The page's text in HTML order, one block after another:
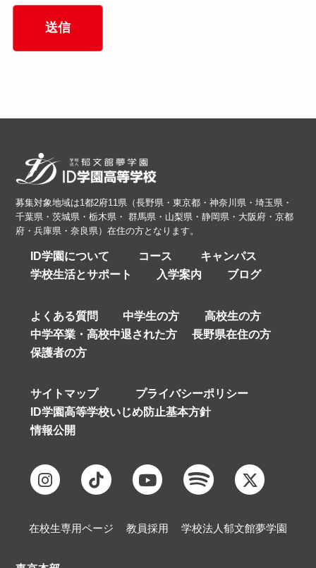
募集対象地域は1都2府11県（長野県・東京都・神奈川県・埼玉県・
千葉県・茨城県・栃木県・ 群馬県・山梨県・静岡県・大阪府・京都
府・兵庫県・奈良県）在住の方となります。
ID学園について コース
キャンパス
学校生活とサポート
入学案内 ブログ
よくある質問 中学生の方
高校生の方
中学卒業・高校中退された方
長野県在住の方
保護者の方
サイトマップ
プライバシーポリシー
ID学園高等学校いじめ防止基本方針
情報公開
在校生専用ページ 教員採用 学校法人郁文館夢学園